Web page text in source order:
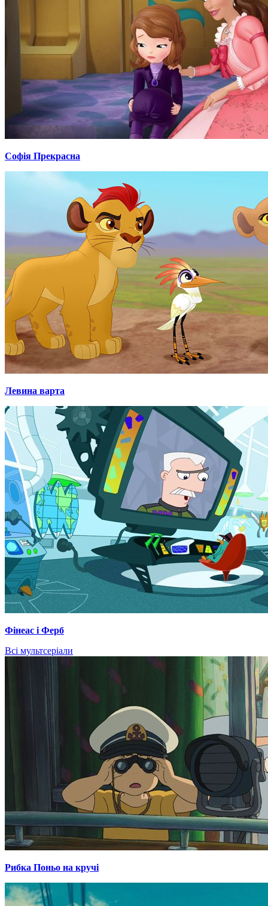
Софія Прекрасна
Левина варта
Фінеас і Ферб
Всі мультсеріали
Рибка Поньо на кручі